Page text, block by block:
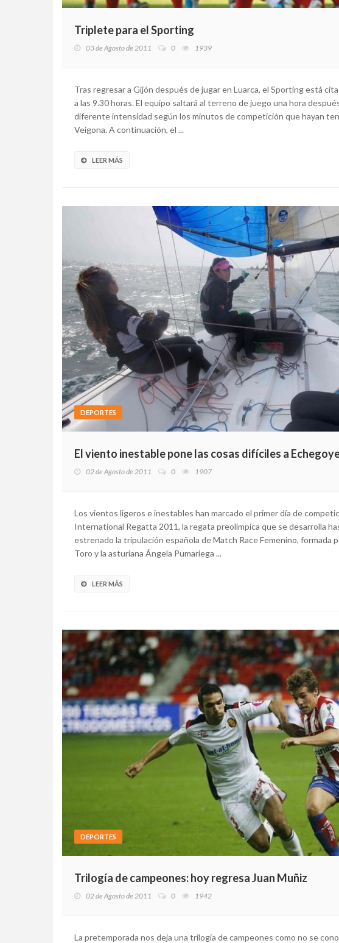
Triplete para el Sporting
03 de Agosto de 2011 0 1939
Tras regresar a Gijón después de jugar en Luarca, el Sporting está
a las 9.30 horas. El equipo saltará al terreno de juego una hora
diferente intensidad según los minutos de competición que hayan
Veigona. A continuación, el ...
LEER MÁS
DEPORTES
El viento inestable pone las cosas difíciles a
02 de Agosto de 2011 0 1907
Los vientos ligeros e inestables han marcado el primer día de
International Regatta 2011, la regata preolímpica que se desarrolla
estrenado la tripulación española de Match Race Femenino, formada
Toro y la asturiana Ángela Pumariega ...
LEER MÁS
DEPORTES
Trilogía de campeones: hoy regresa Juan Muñiz
02 de Agosto de 2011 0 1942
La pretemporada nos deja una trilogía de campeones como no se